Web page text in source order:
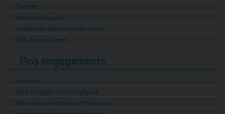
Cookies
Mentions légales
Conditions générales de vente
Avis de nos clients
Nos engagements
Livraison
Colis soignés et écologiques
Fabrication bretonne et française